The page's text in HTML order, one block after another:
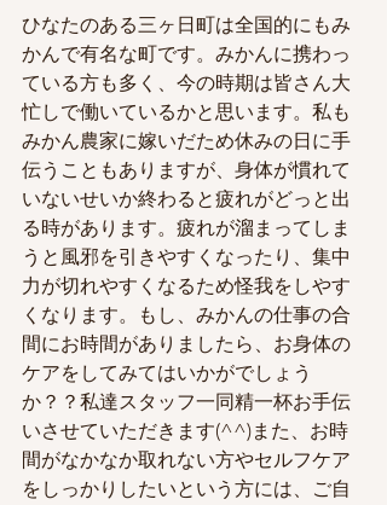
ひなたのある三ヶ日町は全国的にもみ
かんで有名な町です。みかんに携わっ
ている方も多く、今の時期は皆さん大
忙しで働いているかと思います。私も
みかん農家に嫁いだため休みの日に手
伝うこともありますが、身体が慣れて
いないせいか終わると疲れがどっと出
る時があります。疲れが溜まってしま
うと風邪を引きやすくなったり、集中
力が切れやすくなるため怪我をしやす
くなります。もし、みかんの仕事の合
間にお時間がありましたら、お身体の
ケアをしてみてはいかがでしょう
か？？私達スタッフ一同精一杯お手伝
いさせていただきます(^^)また、お時
間がなかなか取れない方やセルフケア
をしっかりしたいという方には、ご自